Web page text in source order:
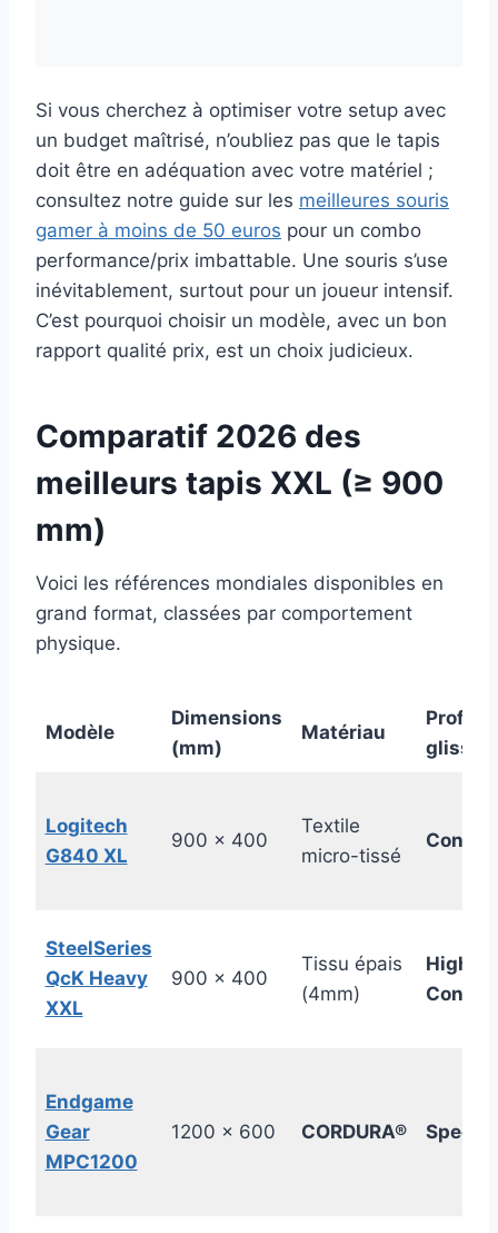
Si vous cherchez à optimiser votre setup avec
un budget maîtrisé, n’oubliez pas que le tapis
doit être en adéquation avec votre matériel ;
consultez notre guide sur les meilleures souris
gamer à moins de 50 euros pour un combo
performance/prix imbattable. Une souris s’use
inévitablement, surtout pour un joueur intensif.
C’est pourquoi choisir un modèle, avec un bon
rapport qualité prix, est un choix judicieux.
Comparatif 2026 des
meilleurs tapis XXL (≥ 900
mm)
Voici les références mondiales disponibles en
grand format, classées par comportement
physique.
Modèle
Dimensions
(mm)
Matériau
Profil
glisse
Logitech
G840 XL
900 x 400
Textile
micro-tissé
Control
SteelSeries
QcK Heavy
XXL
900 x 400
Tissu épais
(4mm)
High
Control
Endgame
Gear
MPC1200
1200 x 600 CORDURA® Speed